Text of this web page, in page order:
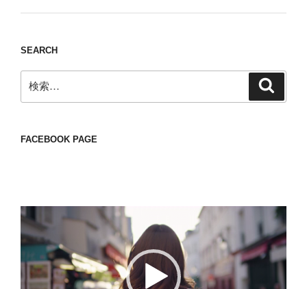
SEARCH
索:
FACEBOOK PAGE
動
画
プ
レ
ー